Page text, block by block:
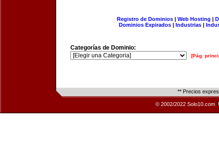
Registro de Dominios| Web Hosting |
Dominios Expirados | Industrias |
Categorías de Dominio:
[Pág.
** Precios
© 2002/2022 Solo10.com